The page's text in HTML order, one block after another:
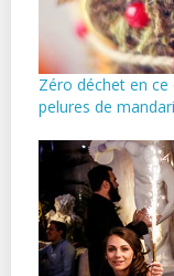
Zéro déchet en
pelures de